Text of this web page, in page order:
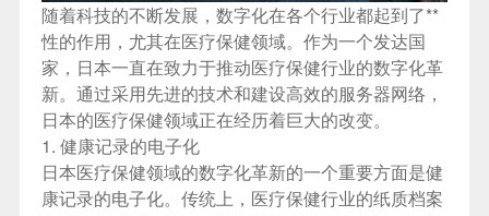
随着科技的不断发展，数字化在各个行业都起到了**
性的作用，尤其在医疗保健领域。作为一个发达国
家，日本一直在致力于推动医疗保健行业的数字化革
新。通过采用先进的技术和建设高效的服务器网络，
日本的医疗保健领域正在经历着巨大的改变。
1. 健康记录的电子化
日本医疗保健领域的数字化革新的一个重要方面是健
康记录的电子化。传统上，医疗保健行业的纸质档案